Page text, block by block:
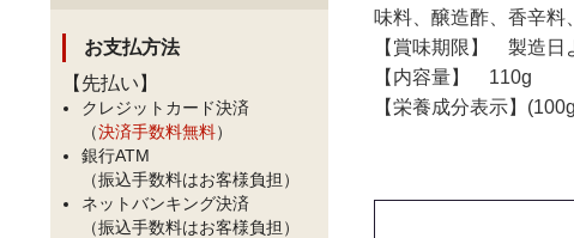
味料、醸造酢、香辛料
【賞味期限】 製造日
【内容量】 110g
【栄養成分表示】
お支払方法
【先払い】
クレジットカード決済
（決済手数料無料）
銀行ATM
（振込手数料はお客様負担）
ネットバンキング決済
（振込手数料はお客様負担）